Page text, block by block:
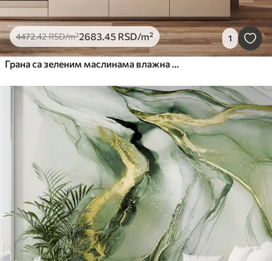
4472.42RSD/m²2683.45 RSD/m² 1
Грана са зеленим маслинама влажна акварел